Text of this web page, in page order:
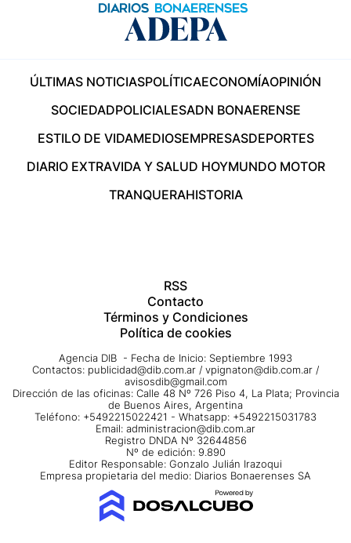
ÚLTIMAS NOTICIASPOLÍTICAECONOMÍAOPINIÓN
SOCIEDADPOLICIALESADN BONAERENSE
ESTILO DE VIDAMEDIOSEMPRESASDEPORTES
DIARIO EXTRAVIDA Y SALUD HOYMUNDO MOTOR
TRANQUERAHISTORIA
RSS
Contacto
Términos y Condiciones
Política de cookies
Agencia DIB - Fecha de Inicio: Septiembre 1993
Contactos: publicidad@dib.com.ar / vpignaton@dib.com.ar /
avisosdib@gmail.com
Dirección de las oficinas: Calle 48 Nº 726 Piso 4, La Plata; Provincia
de Buenos Aires, Argentina
Teléfono: +5492215022421 - Whatsapp: +5492215031783
Email: administracion@dib.com.ar
Registro DNDA Nº 32644856
Nº de edición: 9.890
Editor Responsable: Gonzalo Julián Irazoqui
Empresa propietaria del medio: Diarios Bonaerenses SA